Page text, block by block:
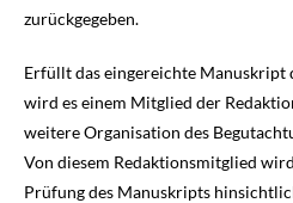
zurückgegeben.
Erfüllt das eingereichte
wird es einem Mitglied der
weitere Organisation des
Von diesem Redaktionsmitglied
Prüfung des Manuskripts